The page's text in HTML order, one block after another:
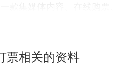
、电影资讯、在线购票等
点评网站大众点评网站的
票相关的资料